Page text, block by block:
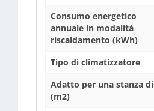
Consumo energetico
annuale in modalità
riscaldamento (kWh)
Tipo di climatizzatore
Adatto per una stanza di
(m2)